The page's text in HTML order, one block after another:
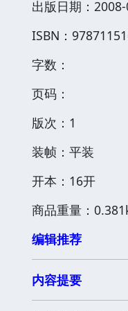
出版日期：2008-
ISBN：
字数：
页码：
版次：1
装帧：平装
开本：16开
商品重量：
编辑推荐
内容提要